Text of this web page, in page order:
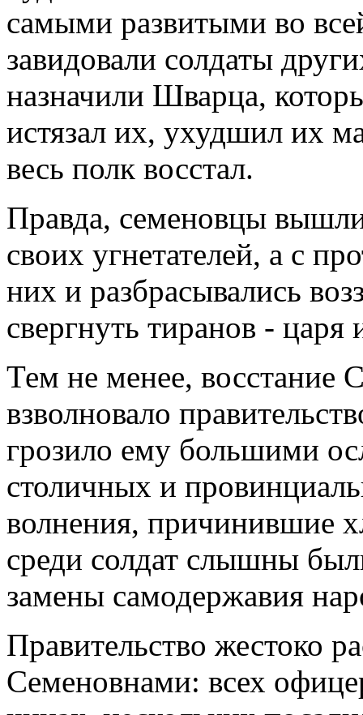
самыми развитыми во
завидовали солдаты
назначили Шварца,
истязал их, ухудшил их
весь полк восстал.
Правда, семеновцы
своих угнетателей, а с
них и разбрасывались
свергнуть тиранов - царя
Тем не менее, восстание
взволновало
грозило ему большими
столичных и
волнения, причинившие
среди солдат слышны
замены самодержавия
Правительство жестоко
Семеновнами: всех